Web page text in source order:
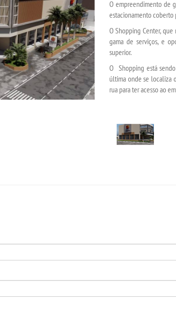
O empreendimento de
estacionamento coberto
O Shopping Center,
gama de serviços, e
superior.
O Shopping está
última onde se localiza
rua para ter acesso ao